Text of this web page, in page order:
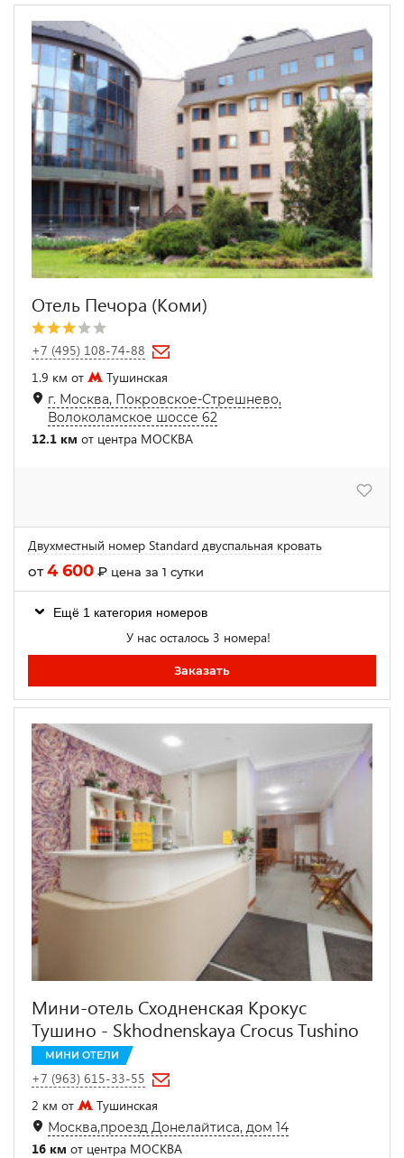
Отель Печора (Коми)
+7 (495) 108-74-88
1.9 км от
Тушинская
г. Москва, Покровское-Стрешнево,
Волоколамское шоссе 62
12.1 км от центра МОСКВА
Двухместный номер Standard двуспальная кровать
от4 600 ₽ цена за 1 сутки
Ещё 1 категория номеров
У нас осталось 3 номера!
Заказать
Мини-отель Сходненская Крокус
Тушино - Skhodnenskaya Crocus Tushino
МИНИ ОТЕЛИ
+7 (963) 615-33-55
2 км от
Тушинская
Москва,проезд Донелайтиса, дом 14
16 км от центра МОСКВА